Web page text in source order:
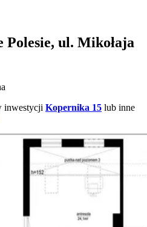
Polesie, ul. Mikołaja
inwestycji Kopernika 15 lub inne